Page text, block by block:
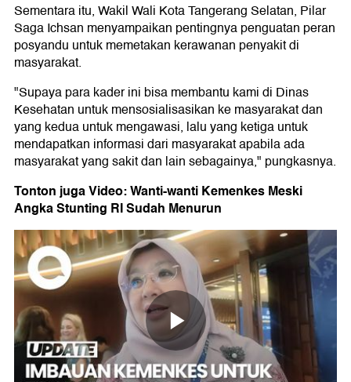
Sementara itu, Wakil Wali Kota Tangerang Selatan, Pilar
Saga Ichsan menyampaikan pentingnya penguatan peran
posyandu untuk memetakan kerawanan penyakit di
masyarakat.
"Supaya para kader ini bisa membantu kami di Dinas
Kesehatan untuk mensosialisasikan ke masyarakat dan
yang kedua untuk mengawasi, lalu yang ketiga untuk
mendapatkan informasi dari masyarakat apabila ada
masyarakat yang sakit dan lain sebagainya," pungkasnya.
Tonton juga Video: Wanti-wanti Kemenkes Meski
Angka Stunting RI Sudah Menurun